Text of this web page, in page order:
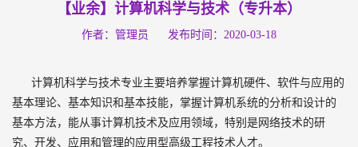
【业余】计算机科学与技术（专升本）
作者：管理员 发布时间：2020-03-18
计算机科学与技术专业主要培养掌握计算机硬件、软件与应用的
基本理论、基本知识和基本技能，掌握计算机系统的分析和设计的
基本方法，能从事计算机技术及应用领域，特别是网络技术的研
究、开发、应用和管理的应用型高级工程技术人才。